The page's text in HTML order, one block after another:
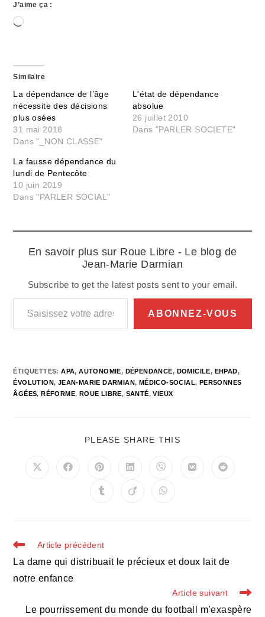
J’aime ça :
Chargement…
Similaire
La dépendance de l’âge
nécessite des décisions
plus osées
31 mai 2018
Dans "_NON CLASSE"
L'état de dépendance
absolue
26 juillet 2010
Dans "PARLER SOCIETE"
La fausse dépendance du
lundi de Pentecôte
10 juin 2019
Dans "PARLER SOCIAL"
En savoir plus sur Roue Libre - Le blog de
Jean-Marie Darmian
Subscribe to get the latest posts sent to your email.
Saisissez votre adresse e-mail…
ABONNEZ-VOUS
ÉTIQUETTES:APA, AUTONOMIE, DÉPENDANCE, DOMICILE, EHPAD,
ÉVOLUTION, JEAN-MARIE DARMIAN, MÉDICO-SOCIAL, PERSONNES
ÂGÉES, RÉFORME, ROUE LIBRE, SANTÉ, VIEUX
PLEASE SHARE THIS
Ouvrir
Ouvrir
Ouvrir
une
autre
Ouvrir
une
autre
Ouvrir
une
autre
Ouvrir
Ouvrir
Ouvrir
Ouvrir
Ouvrir
Read
more
Article précédent
La dame qui distribuait le précieux et doux lait de
notre enfance
Article suivant
Le pourrissement du monde du football m’exaspère